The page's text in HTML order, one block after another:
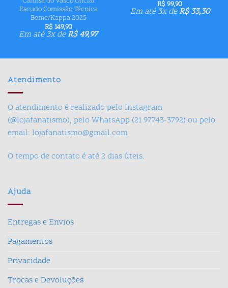
Escudo Comissão Técnica
Beme/Kappa 2025
R$ 149,90
Em até 3x deR$49,97
R$ 99,90
Em até 3x deR$33,30
Atendimento
O atendimento é realizado pelo Instagram
(@lojafanatismo), pelo WhatsApp (21 97743-3792) ou pelo
email: lojafanatismo@gmail.com
O tempo de contato é até 2 dias úteis.
Ajuda
Entregas e Envios
Pagamentos
Privacidade
Trocas e Devoluções